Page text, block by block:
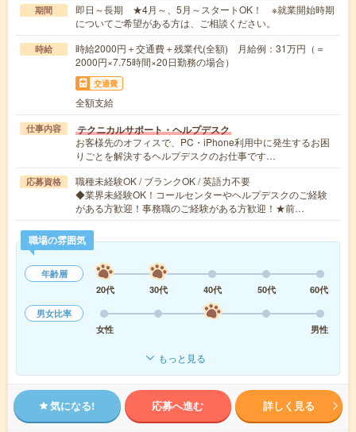
期間
即日～長期 ★4月～、5月～スタートOK！ ※就業開始時期
についてご希望がある方は、ご相談ください。
時給
時給2000円＋交通費＋残業代(全額) 月給例：31万円（＝
2000円×7.75時間×20日勤務の場合）
交通費
全額支給
仕事内容 テクニカルサポート・ヘルプデスク
お客様先のオフィスで、PC・iPhone利用中に発生するお困
りごとを解決するヘルプデスクのお仕事です…
応募資格
職種未経験OK / ブランクOK / 英語力不要
◆業界未経験OK！コールセンターやヘルプデスクのご経験
がある方歓迎！事務職のご経験がある方歓迎！★前…
職場の雰囲気
年齢層
20代
30代 40代 50代
60代
男女比率
女性
男性
もっと見る
気になる! 応募へ進む 詳しく見る